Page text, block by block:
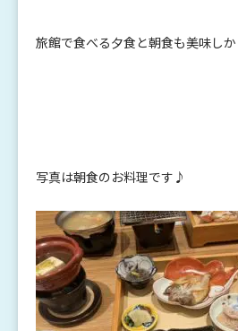
旅館で食べる夕食と朝食も美味しか
写真は朝食のお料理です♪